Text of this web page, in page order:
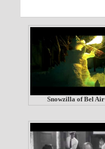
Snowzilla of Bel Air